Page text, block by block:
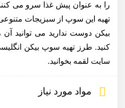
را به عنوان پیش غذا سرو می
تهیه این سوپ از سبزیجات
بیکن دوست ندارید می توانید
کنید. طرز تهیه سوپ بیکن
سایت لقمه بخوانید.
مواد مورد نیاز